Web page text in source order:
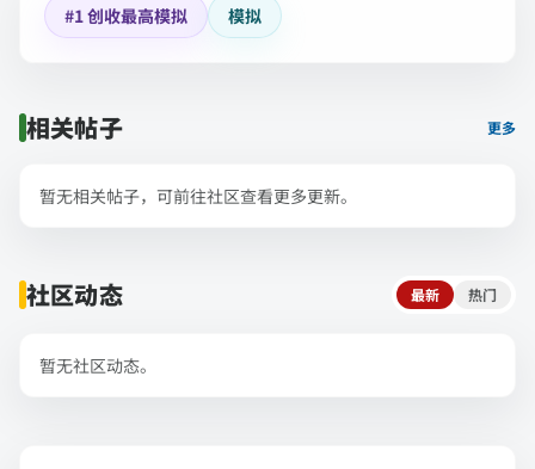
#1 创收最高模拟 模拟
相关帖子 更多
暂无相关帖子，可前往社区查看更多更新。
社区动态 最新 热门
暂无社区动态。